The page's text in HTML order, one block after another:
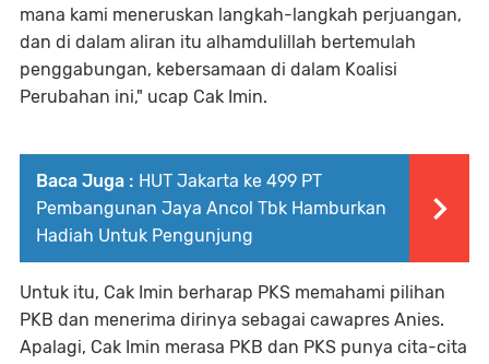
mana kami meneruskan langkah-langkah perjuangan,
dan di dalam aliran itu alhamdulillah bertemulah
penggabungan, kebersamaan di dalam Koalisi
Perubahan ini," ucap Cak Imin.
Baca Juga : HUT Jakarta ke 499 PT
Pembangunan Jaya Ancol Tbk Hamburkan
Hadiah Untuk Pengunjung
Untuk itu, Cak Imin berharap PKS memahami pilihan
PKB dan menerima dirinya sebagai cawapres Anies.
Apalagi, Cak Imin merasa PKB dan PKS punya cita-cita